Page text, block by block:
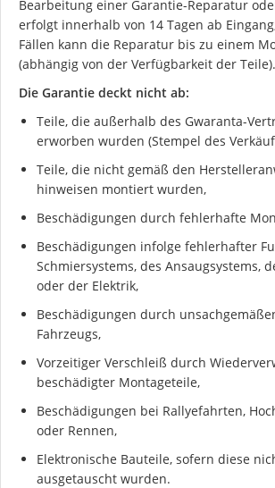
Bearbeitung einer Garantie-Reparatur
erfolgt innerhalb von 14 Tagen ab
Fällen kann die Reparatur bis zu einem
(abhängig von der Verfügbarkeit der Teile).
Die Garantie deckt nicht ab:
Teile, die außerhalb des Gwaranta-
erworben wurden (Stempel des
Teile, die nicht gemäß den
hinweisen montiert wurden,
Beschädigungen durch fehlerhafte
Beschädigungen infolge fehlerhafter
Schmiersystems, des Ansaugsystems,
oder der Elektrik,
Beschädigungen durch
Fahrzeugs,
Vorzeitiger Verschleiß durch
beschädigter Montageteile,
Beschädigungen bei Rallyefahrten,
oder Rennen,
Elektronische Bauteile, sofern diese
ausgetauscht wurden.